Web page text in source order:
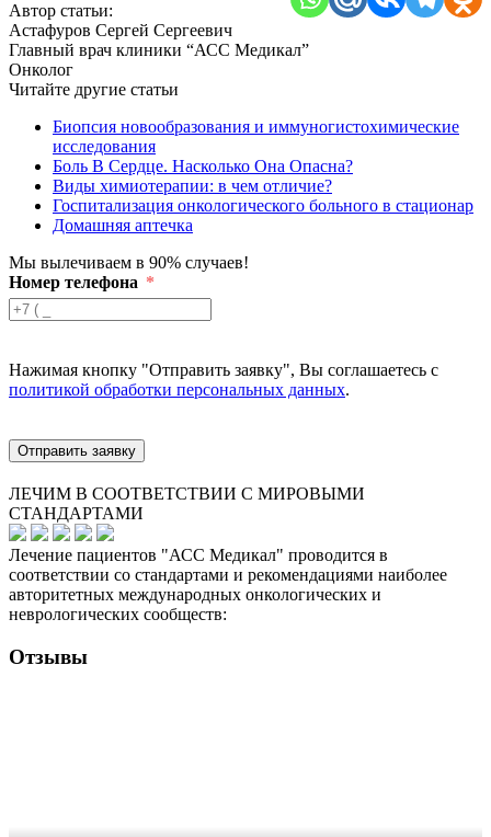
Автор статьи:
Астафуров Сергей Сергеевич
Главный врач клиники “АСС Медикал”
Онколог
Читайте другие статьи
Биопсия новообразования и иммуногистохимические
исследования
Боль В Сердце. Насколько Она Опасна?
Виды химиотерапии: в чем отличие?
Госпитализация онкологического больного в стационар
Домашняя аптечка
Мы вылечиваем в 90% случаев!
Номер телефона
Нажимая кнопку "Отправить заявку", Вы соглашаетесь с
политикой обработки персональных данных.
Отправить заявку
ЛЕЧИМ В СООТВЕТСТВИИ С МИРОВЫМИ
СТАНДАРТАМИ
Лечение пациентов "АСС Медикал" проводится в
соответствии со стандартами и рекомендациями наиболее
авторитетных международных онкологических и
неврологических сообществ:
Отзывы